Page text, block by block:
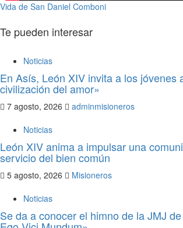
Vida de San Daniel Comboni
Te pueden interesar
Noticias
En Asís, León XIV invita a los jóvenes
civilización del amor»
7 agosto, 2026
adminmisioneros
Noticias
León XIV anima a impulsar una
servicio del bien común
5 agosto, 2026
Misioneros
Noticias
Se da a conocer el himno de la JMJ